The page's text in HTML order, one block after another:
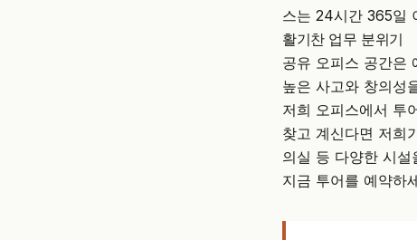
스는 24시간 365일
활기찬 업무 분위기
공유 오피스 공간은
높은 사고와 창의성
저희 오피스에서 투
찾고 계신다면 저희
의실 등 다양한 시
지금 투어를 예약하